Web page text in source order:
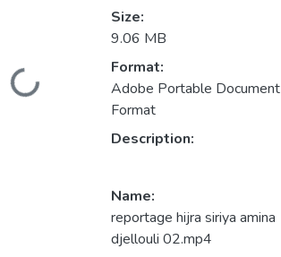
Size:
9.06 MB
Format:
Adobe Portable Document
Format
Description:
Name:
reportage hijra siriya amina
djellouli 02.mp4